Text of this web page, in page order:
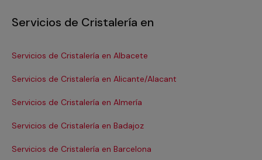
Servicios de Cristalería en
Servicios de Cristalería en Albacete
Servicios de Cristalería en Alicante/Alacant
Servicios de Cristalería en Almería
Servicios de Cristalería en Badajoz
Servicios de Cristalería en Barcelona